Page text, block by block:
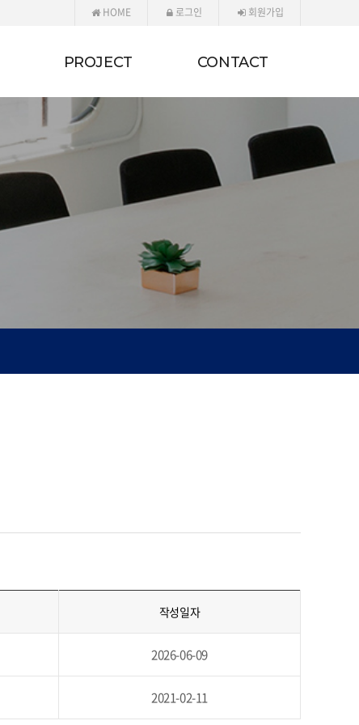
HOME 로그인 회원가입
PROJECT CONTACT
작성일자
2026-06-09
2021-02-11